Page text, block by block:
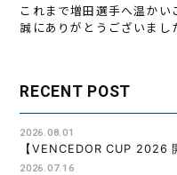
これまで増田選手へ温かい
誠にありがとうございまし
RECENT POST
2026.08.01
【VENCEDOR CUP 2026
2026.07.16